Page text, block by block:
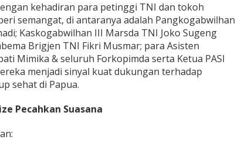
kehadiran para petinggi TNI dan tokoh
semangat, di antaranya adalah Pangkogabwilhan
Kaskogabwilhan III Marsda TNI Joko Sugeng
Brigjen TNI Fikri Musmar; para Asisten
Mimika & seluruh Forkopimda serta Ketua PASI
menjadi sinyal kuat dukungan terhadap
sehat di Papua.
Pecahkan Suasana